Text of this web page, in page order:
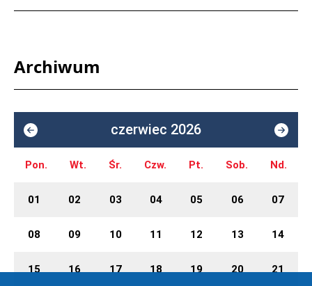
Archiwum
czerwiec 2026
Pon. Wt. Śr. Czw. Pt. Sob. Nd.
01 02 03 04 05 06 07
08 09 10 11 12 13 14
15 16 17 18 19 20 21